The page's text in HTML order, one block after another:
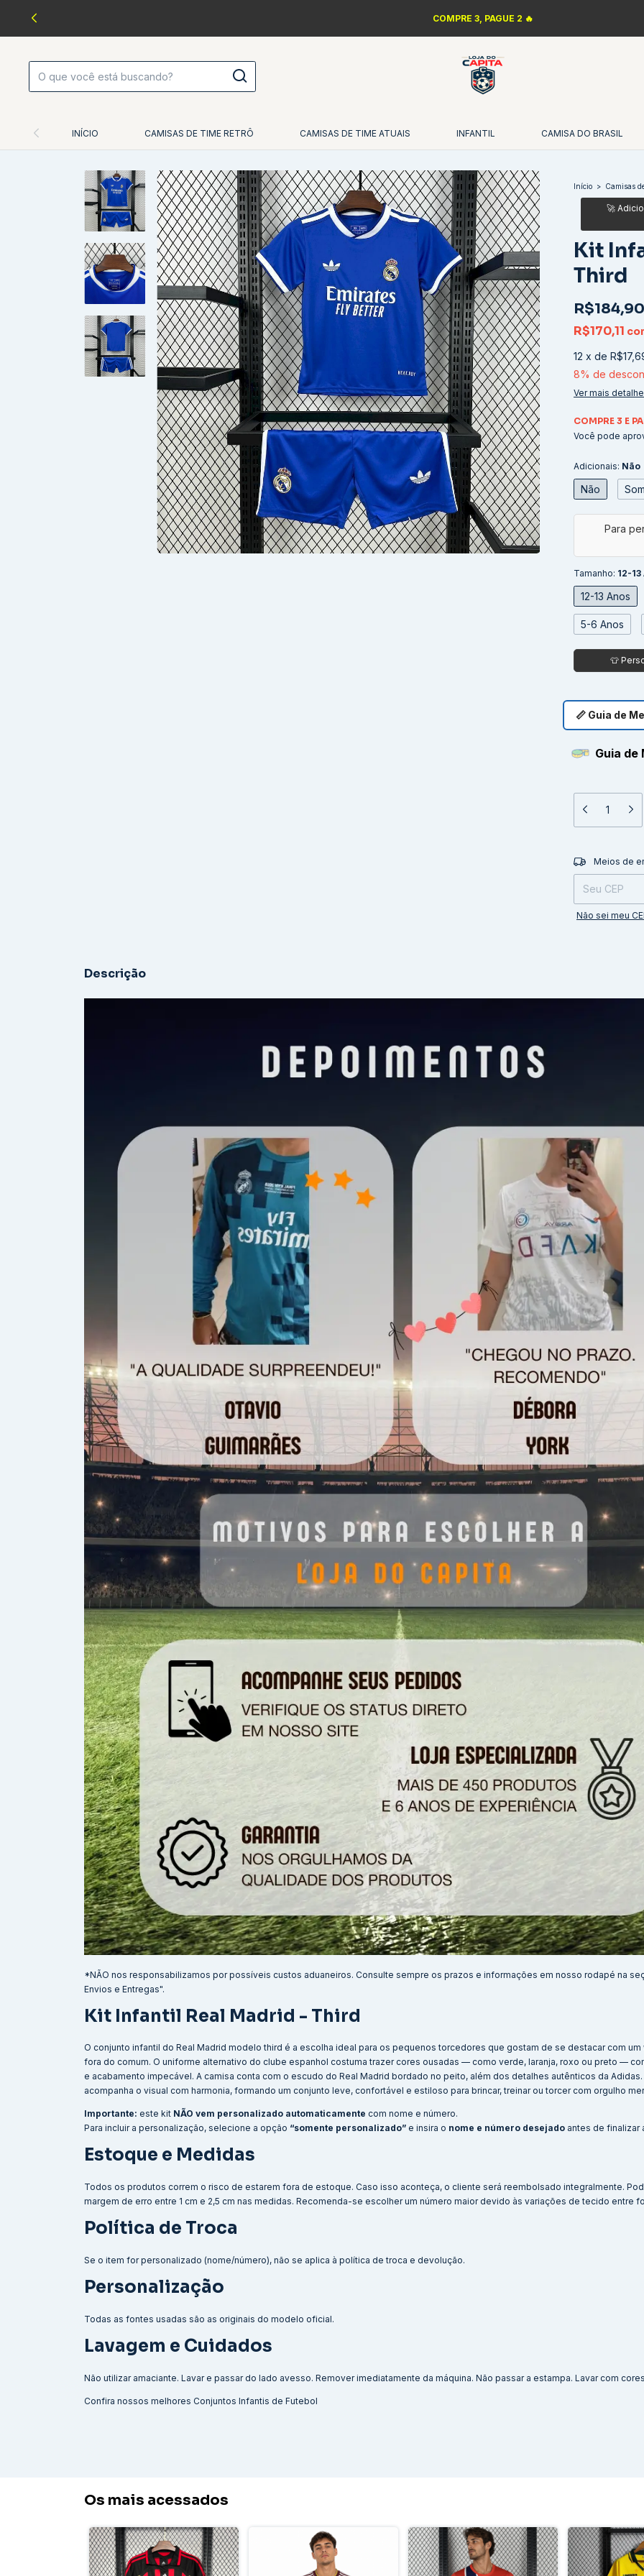
COMPRE 3, PAGUE 2 🔥
INÍCIO CAMISAS DE TIME RETRÔ CAMISAS DE TIME ATUAIS INFANTIL CAMISA DO BRASIL
Início > Camisas
Kit
Third
R$184,90
R$170,11
12 x de
8% de
Ver mais
COMPRE 3 E
Você pode
Adicionais: Não
Não
Tamanho: 12-
12-13 Anos
5-6 Anos
📏 Guia de
Guia de
Entregas para o
Meios de
Não sei meu
Descrição
*NÃO nos responsabilizamos por possíveis custos aduaneiros. Consulte sempre os prazos e informações em nosso rodapé na
Envios e Entregas".
Kit Infantil Real Madrid - Third
O conjunto infantil do Real Madrid modelo third é a escolha ideal para os pequenos torcedores que gostam de se destacar com um
fora do comum. O uniforme alternativo do clube espanhol costuma trazer cores ousadas — como verde, laranja, roxo ou preto —
e acabamento impecável. A camisa conta com o escudo do Real Madrid bordado no peito, além dos detalhes autênticos da Adidas.
acompanha o visual com harmonia, formando um conjunto leve, confortável e estiloso para brincar, treinar ou torcer com orgulho
Importante: este kit NÃO vem personalizado automaticamente com nome e número.
Para incluir a personalização, selecione a opção “somente personalizado” e insira o nome e número desejado antes de finalizar
Estoque e Medidas
Todos os produtos correm o risco de estarem fora de estoque. Caso isso aconteça, o cliente será reembolsado integralmente.
margem de erro entre 1 cm e 2,5 cm nas medidas. Recomenda-se escolher um número maior devido às variações de tecido entre
Política de Troca
Se o item for personalizado (nome/número), não se aplica à política de troca e devolução.
Personalização
Todas as fontes usadas são as originais do modelo oficial.
Lavagem e Cuidados
Não utilizar amaciante. Lavar e passar do lado avesso. Remover imediatamente da máquina. Não passar a estampa. Lavar com
Confira nossos melhores Conjuntos Infantis de Futebol
Os mais acessados